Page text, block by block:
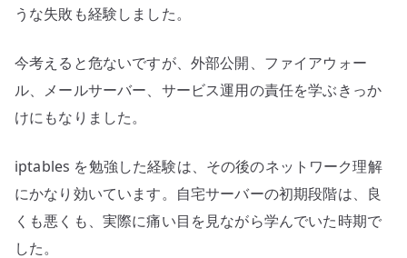
うな失敗も経験しました。
今考えると危ないですが、外部公開、ファイアウォー
ル、メールサーバー、サービス運用の責任を学ぶきっか
けにもなりました。
iptables を勉強した経験は、その後のネットワーク理解
にかなり効いています。自宅サーバーの初期段階は、良
くも悪くも、実際に痛い目を見ながら学んでいた時期で
した。